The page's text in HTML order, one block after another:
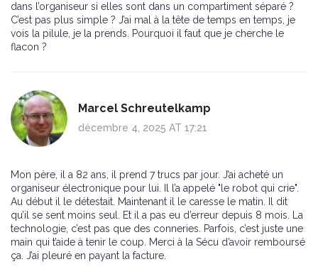
dans l’organiseur si elles sont dans un compartiment séparé ?
C’est pas plus simple ? J’ai mal à la tête de temps en temps, je
vois la pilule, je la prends. Pourquoi il faut que je cherche le
flacon ?
Marcel Schreutelkamp
décembre 4, 2025 AT 17:21
Mon père, il a 82 ans, il prend 7 trucs par jour. J’ai acheté un
organiseur électronique pour lui. Il l’a appelé "le robot qui crie".
Au début il le détestait. Maintenant il le caresse le matin. Il dit
qu’il se sent moins seul. Et il a pas eu d’erreur depuis 8 mois. La
technologie, c’est pas que des conneries. Parfois, c’est juste une
main qui t’aide à tenir le coup. Merci à la Sécu d’avoir remboursé
ça. J’ai pleuré en payant la facture.